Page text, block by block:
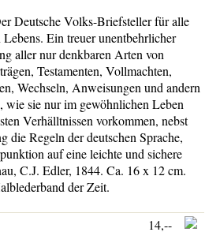
Deutsche Volks-Briefsteller für alle
Ein treuer unentbehrlicher
aller nur denkbaren Arten von
Testamenten, Vollmachten,
Wechseln, Anweisungen und andern
wie sie nur im gewöhnlichen Leben
Verhälltnissen vorkommen, nebst
die Regeln der deutschen Sprache,
auf eine leichte und sichere
C.J. Edler, 1844. Ca. 16 x 12 cm.
der Zeit.
14,--